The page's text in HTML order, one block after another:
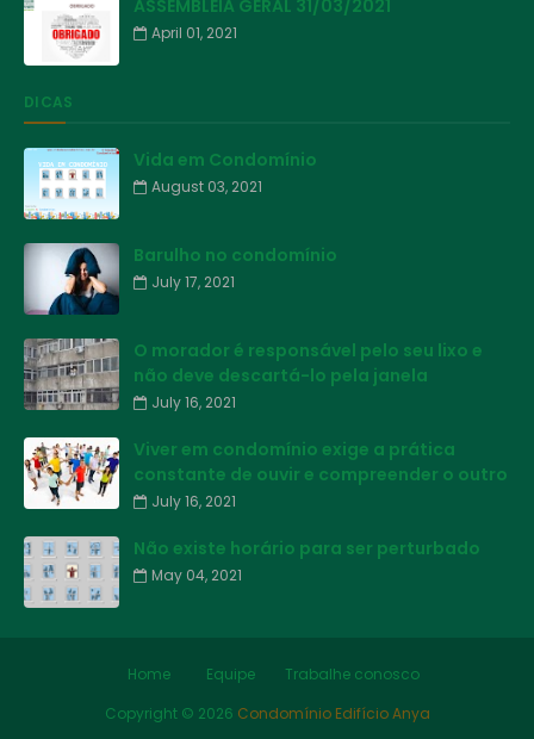
ASSEMBLEIA GERAL 31/03/2021
April 01, 2021
DICAS
Vida em Condomínio
August 03, 2021
Barulho no condomínio
July 17, 2021
O morador é responsável pelo seu lixo e
não deve descartá-lo pela janela
July 16, 2021
Viver em condomínio exige a prática
constante de ouvir e compreender o outro
July 16, 2021
Não existe horário para ser perturbado
May 04, 2021
Home Equipe
Trabalhe conosco
Copyright © 2026 Condomínio Edifício Anya